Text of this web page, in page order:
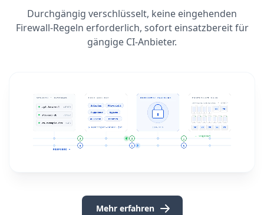
Durchgängig verschlüsselt, keine eingehenden
Firewall-Regeln erforderlich, sofort einsatzbereit für
gängige CI-Anbieter.
Mehr erfahren